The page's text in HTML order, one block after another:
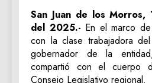
San Juan de los Morros,
del 2025.- En el marco
con la clase trabajadora
gobernador de la
compartió con el cuerpo
Consejo Legislativo regional.